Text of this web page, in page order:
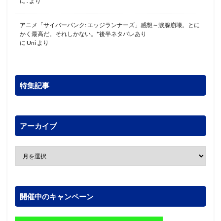
アニメ「サイバーパンク: エッジランナーズ」感想～涙腺崩壊。とに
かく最高だ。それしかない。*後半ネタバレあり
に Uni より
特集記事
アーカイブ
開催中のキャンペーン